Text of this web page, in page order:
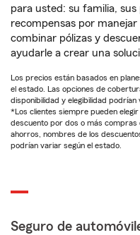
para usted: su familia,
recompensas por
combinar pólizas y
ayudarle a crear una
Los precios están basados en
el estado. Las opciones de
disponibilidad y elegibilidad podrían
*Los clientes siempre pueden
descuento por dos o más compras
ahorros, nombres de los
podrían variar según el estado.
Seguro de